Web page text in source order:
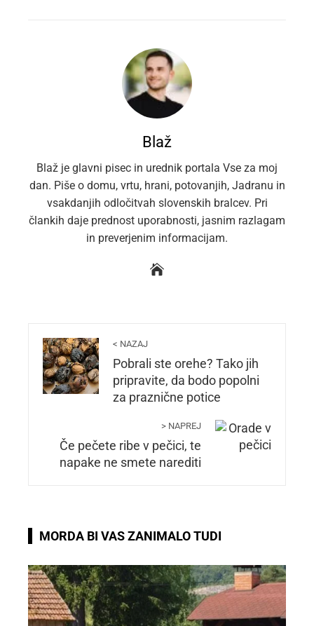
Blaž
Blaž je glavni pisec in urednik portala Vse za moj
dan. Piše o domu, vrtu, hrani, potovanjih, Jadranu in
vsakdanjih odločitvah slovenskih bralcev. Pri
člankih daje prednost uporabnosti, jasnim razlagam
in preverjenim informacijam.
< NAZAJ
Pobrali ste orehe? Tako jih
pripravite, da bodo popolni
za praznične potice
> NAPREJ
Če pečete ribe v pečici, te
napake ne smete narediti
MORDA BI VAS ZANIMALO TUDI